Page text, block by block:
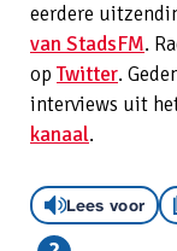
Lees voor
eerdere
van StadsFM.
op Twitter.
interviews uit
kanaal.